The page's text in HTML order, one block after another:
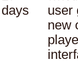
days
user
new